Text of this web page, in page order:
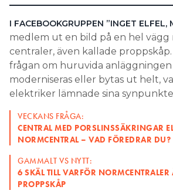
I FACEBOOKGRUPPEN ”INGET ELFEL,
medlem ut en bild på en hel vägg
centraler, även kallade
frågan om huruvida
moderniseras eller bytas ut helt,
elektriker lämnade sina
VECKANS FRÅGA:
CENTRAL MED PORSLINSSÄKRINGAR
NORMCENTRAL – VAD FÖREDRAR DU?
GAMMALT VS NYTT:
6 SKÄL TILL VARFÖR NORMCENTRALER
PROPPSKÅP